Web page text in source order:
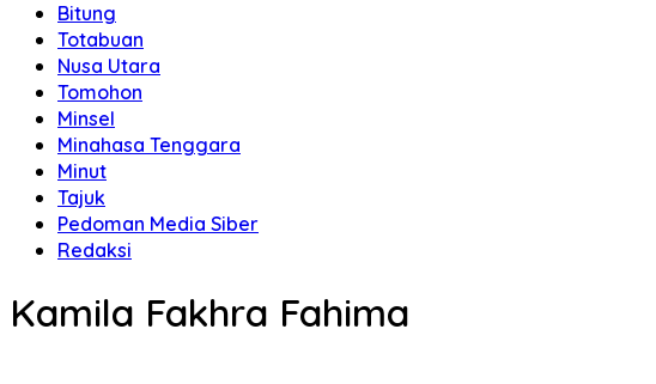
Bitung
Totabuan
Nusa Utara
Tomohon
Minsel
Minahasa Tenggara
Minut
Tajuk
Pedoman Media Siber
Redaksi
Kamila Fakhra Fahima